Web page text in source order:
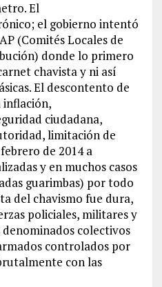
El
el gobierno intentó
(Comités Locales de
donde lo primero
chavista y ni así
El descontento de
inflación,
ciudadana,
limitación de
de 2014 a
y en muchos casos
guarimbas) por todo
del chavismo fue dura,
policiales, militares y
colectivos
controlados por
con las